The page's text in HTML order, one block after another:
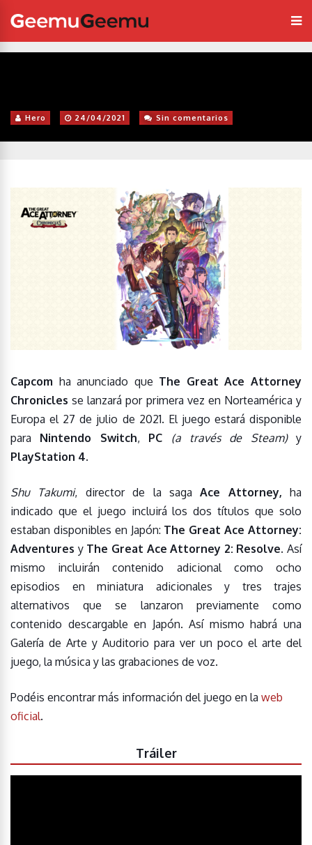
Hero 24/04/2021 Sin comentarios
Capcom ha anunciado que The Great Ace Attorney
Chronicles se lanzará por primera vez en Norteamérica y
Europa el 27 de julio de 2021. El juego estará disponible
para Nintendo Switch, PC (a través de Steam)y
PlayStation 4.
Shu Takumi, director de la sagaAce Attorney, ha
indicado que el juego incluirá los dos títulos que solo
estaban disponibles en Japón: The Great Ace Attorney:
Adventures y The Great Ace Attorney 2: Resolve. Así
mismo incluirán contenido adicional como ocho
episodios en miniatura adicionales y tres trajes
alternativos que se lanzaron previamente como
contenido descargable en Japón. Así mismo habrá una
Galería de Arte y Auditorio para ver un poco el arte del
juego, la música y las grabaciones de voz.
Podéis encontrar más información del juego en la web
oficial.
Tráiler